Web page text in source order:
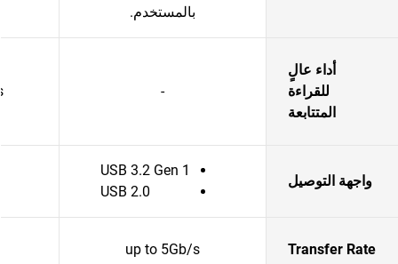
بالمستخدم.
أداء عالٍ
للقراءة
المتتابعة
-
واجهة التوصيل
USB 3.2 Gen 1
USB 2.0
Transfer Rate
up to 5Gb/s